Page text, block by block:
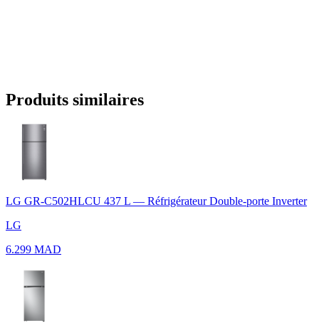
Produits similaires
LG GR-C502HLCU 437 L — Réfrigérateur Double-porte Inverter
LG
6.299 MAD